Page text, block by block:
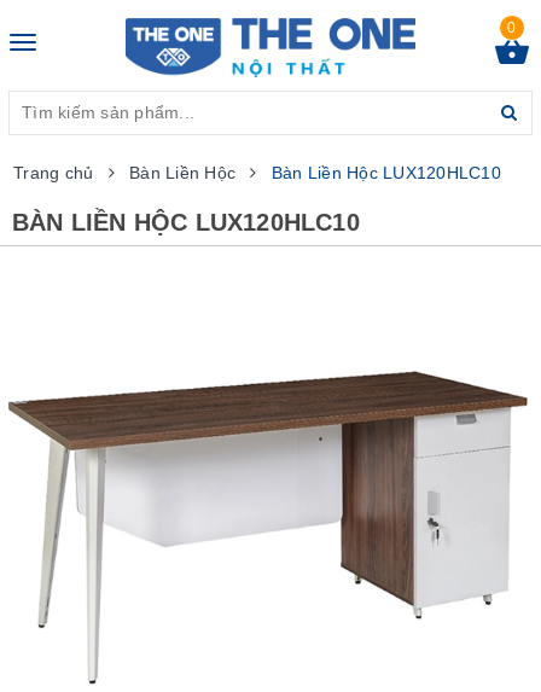
Toggle
0
Trang chủ Bàn Liền Hộc Bàn Liền Hộc LUX120HLC10
BÀN LIỀN HỘC LUX120HLC10